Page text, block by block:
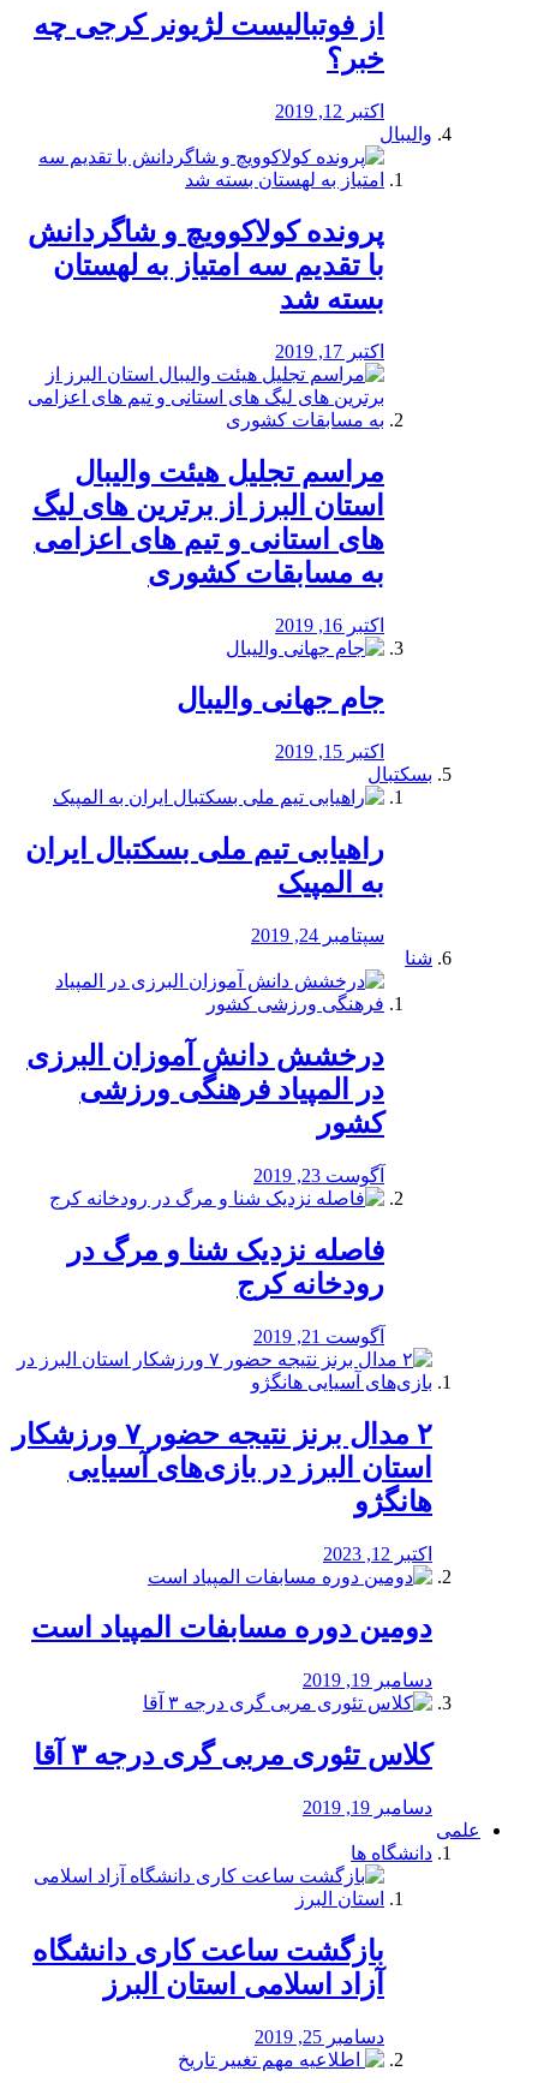
از فوتبالیست لژیونر کرجی چه
خبر؟
اکتبر 12, 2019
والیبال
پرونده کولاکوویچ و شاگردانش
با تقدیم سه امتیاز به لهستان
بسته شد
اکتبر 17, 2019
مراسم تجلیل هیئت والیبال
استان البرز از برترین های لیگ
های استانی و تیم های اعزامی
به مسابقات کشوری
اکتبر 16, 2019
جام جهانی والیبال
اکتبر 15, 2019
بسکتبال
راهیابی تیم ملی بسکتبال ایران
به المپیک
سپتامبر 24, 2019
شنا
درخشش دانش آموزان البرزی
در المپیاد فرهنگی ورزشی
کشور
آگوست 23, 2019
️فاصله نزدیک شنا و مرگ در
رودخانه کرج
آگوست 21, 2019
۲ مدال برنز نتیجه حضور ۷ ورزشکار
استان البرز در بازی‌های آسیایی
هانگژو
اکتبر 12, 2023
دومین دوره مسابفات المپیاد است
دسامبر 19, 2019
کلاس تئوری مربی گری درجه ۳ آقا
دسامبر 19, 2019
علمی
دانشگاه ها
بازگشت ساعت کاری دانشگاه
آزاد اسلامی استان البرز
دسامبر 25, 2019